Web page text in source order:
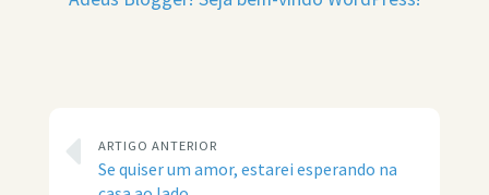
ARTIGO ANTERIOR
Se quiser um amor, estarei esperando na